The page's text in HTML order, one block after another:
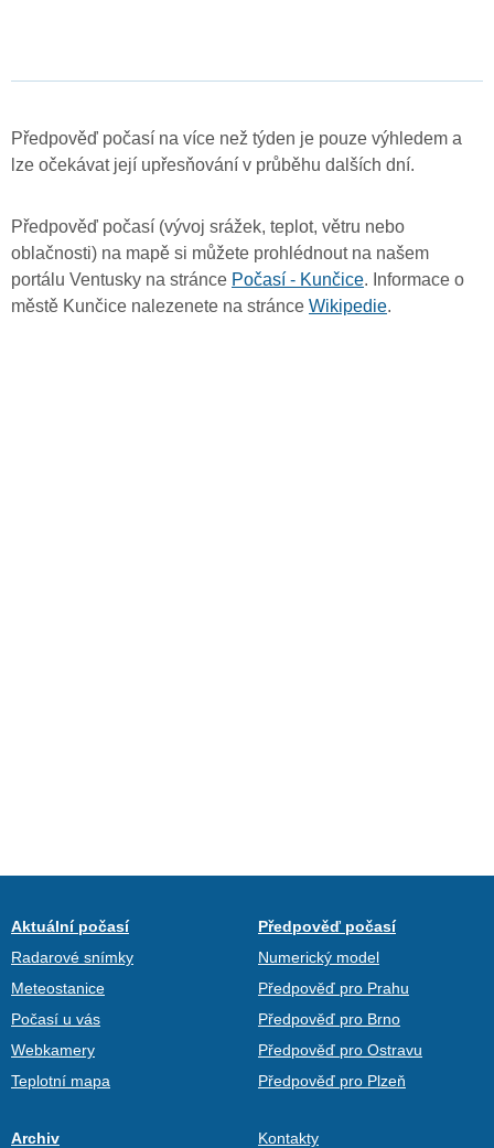
Předpověď počasí na více než týden je pouze výhledem a
lze očekávat její upřesňování v průběhu dalších dní.
Předpověď počasí (vývoj srážek, teplot, větru nebo
oblačnosti) na mapě si můžete prohlédnout na našem
portálu Ventusky na stránce Počasí - Kunčice. Informace o
městě Kunčice nalezenete na stránce Wikipedie.
Aktuální počasí
Radarové snímky
Meteostanice
Počasí u vás
Webkamery
Teplotní mapa
Předpověď počasí
Numerický model
Předpověď pro Prahu
Předpověď pro Brno
Předpověď pro Ostravu
Předpověď pro Plzeň
Archiv Kontakty